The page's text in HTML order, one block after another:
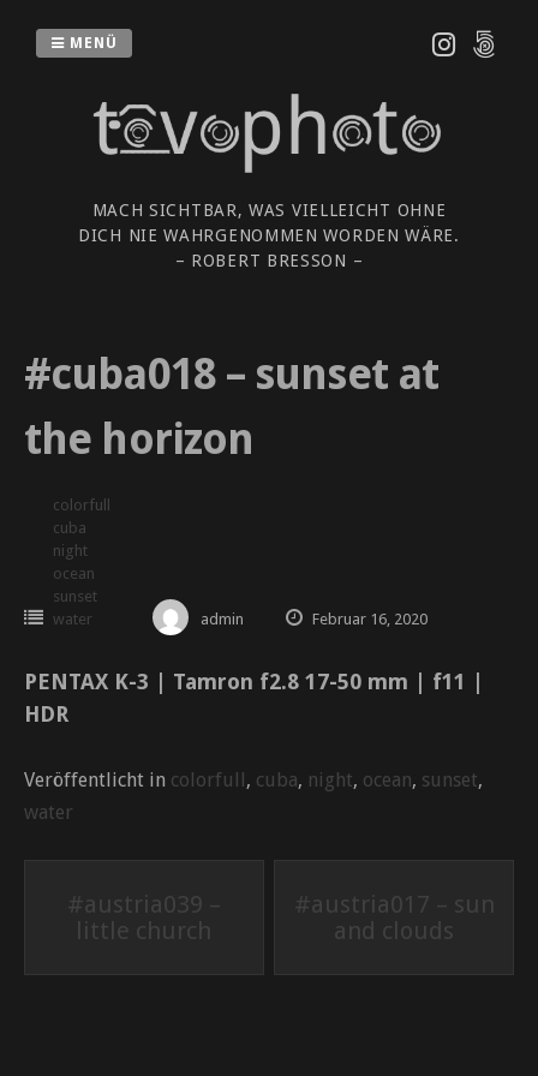
Inhalt
MACH SICHTBAR, WAS VIELLEICHT OHNE
DICH NIE WAHRGENOMMEN WORDEN WÄRE.
– ROBERT BRESSON –
MENÜ
#cuba018 – sunset at
the horizon
colorfull
cuba
night
ocean
sunset
water
admin Februar 16, 2020
PENTAX K-3 | Tamron f2.8 17-50 mm | f11 |
HDR
Veröffentlicht in colorfull , cuba, night, ocean, sunset,
water
Beitrags-
Navigation
#austria039 –
little church
#austria017 – sun
and clouds